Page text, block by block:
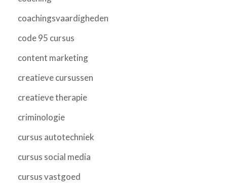
coachingsvaardigheden
code 95 cursus
content marketing
creatieve cursussen
creatieve therapie
criminologie
cursus autotechniek
cursus social media
cursus vastgoed